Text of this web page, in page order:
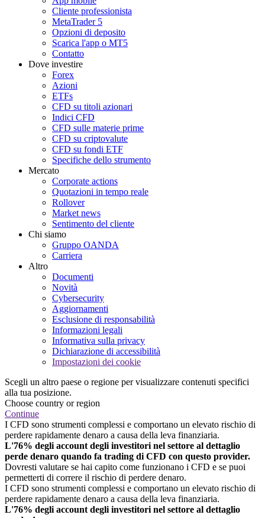
Cliente professionista
MetaTrader 5
Opzioni di deposito
Scarica l'app o MT5
Contatto
Dove investire
Forex
Azioni
ETFs
CFD su titoli azionari
Indici CFD
CFD sulle materie prime
CFD su criptovalute
CFD su fondi ETF
Specifiche dello strumento
Mercato
Corporate actions
Quotazioni in tempo reale
Rollover
Market news
Sentimento del cliente
Chi siamo
Gruppo OANDA
Carriera
Altro
Documenti
Novità
Cybersecurity
Aggiornamenti
Esclusione di responsabilità
Informazioni legali
Informativa sulla privacy
Dichiarazione di accessibilità
Impostazioni dei cookie
Scegli un altro paese o regione per visualizzare contenuti specifici
alla tua posizione.
Choose country or region
Continue
I CFD sono strumenti complessi e comportano un elevato rischio di
perdere rapidamente denaro a causa della leva finanziaria.
L'76% degli account degli investitori nel settore al dettaglio
perde denaro quando fa trading di CFD con questo provider.
Dovresti valutare se hai capito come funzionano i CFD e se puoi
permetterti di correre il rischio di perdere denaro.
I CFD sono strumenti complessi e comportano un elevato rischio di
perdere rapidamente denaro a causa della leva finanziaria.
L'76% degli account degli investitori nel settore al dettaglio